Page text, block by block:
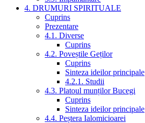
4. DRUMURI SPIRITUALE
Cuprins
Prezentare
4.1. Diverse
Cuprins
4.2. Poveștile Geților
Cuprins
Sinteza ideilor principale
4.2.1. Studii
4.3. Platoul munților Bucegi
Cuprins
Sinteza ideilor principale
4.4. Peștera Ialomicioarei